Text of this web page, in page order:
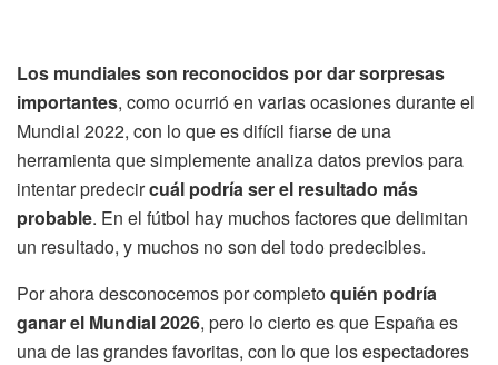
Los mundiales son reconocidos por dar sorpresas
importantes, como ocurrió en varias ocasiones durante el
Mundial 2022, con lo que es difícil fiarse de una
herramienta que simplemente analiza datos previos para
intentar predecircuál podría ser el resultado más
probable. En el fútbol hay muchos factores que delimitan
un resultado, y muchos no son del todo predecibles.
Por ahora desconocemos por completoquién podría
ganar el Mundial 2026, pero lo cierto es que España es
una de las grandes favoritas, con lo que los espectadores